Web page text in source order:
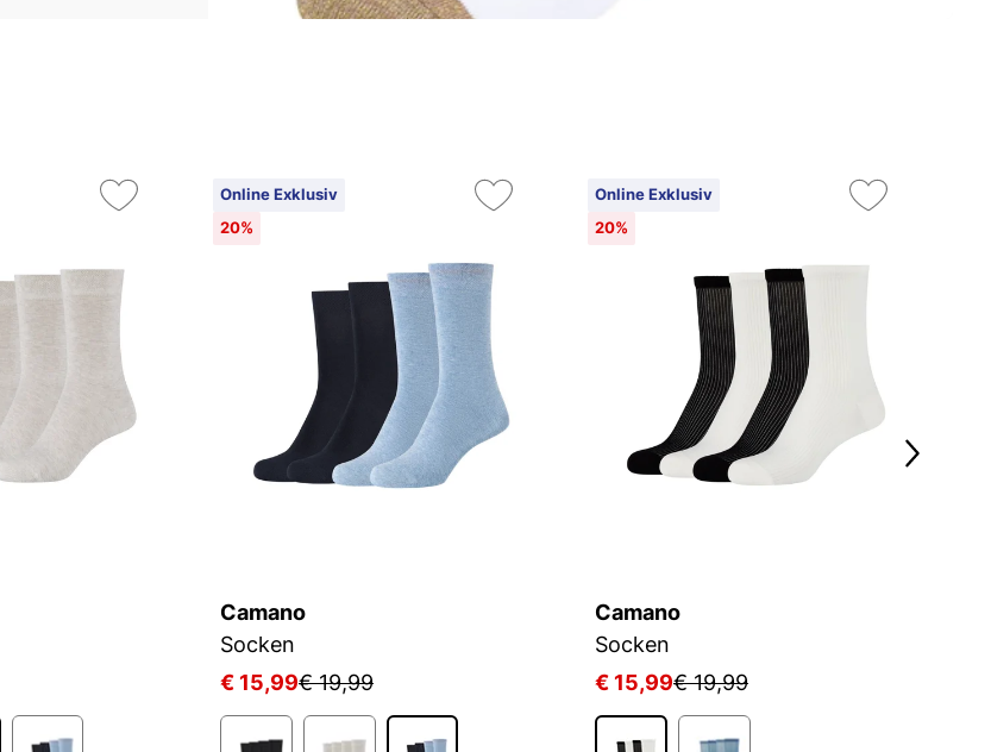
Online Exklusiv
20%
Camano
Socken
€ 15,99€ 19,99
Online Exklusiv
20%
Camano
Socken
€ 15,99€ 19,99